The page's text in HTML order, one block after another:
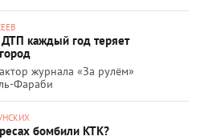
ДТП каждый год теряет
журнала «За рулём»
Фараби
бомбили КТК?